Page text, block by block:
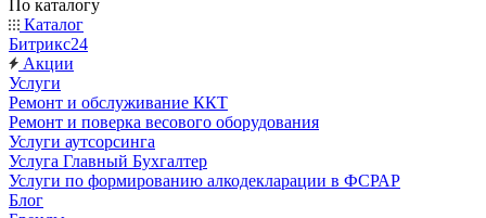
По каталогу
Каталог
Битрикс24
Акции
Услуги
Ремонт и обслуживание ККТ
Ремонт и поверка весового оборудования
Услуги аутсорсинга
Услуга Главный Бухгалтер
Услуги по формированию алкодекларации в ФСРАР
Блог